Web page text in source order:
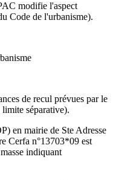
modifie l'aspect
Code de l'urbanisme).
de recul prévues par le
séparative).
en mairie de Ste Adresse
Cerfa n°13703*09 est
indiquant